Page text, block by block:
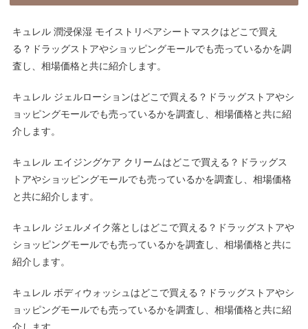
キュレル 潤浸保湿 モイストリペアシートマスクはどこで買え
る？ドラッグストアやショッピングモールでも売っているかを調
査し、相場価格と共に紹介します。
キュレル ジェルローションはどこで買える？ドラッグストアやシ
ョッピングモールでも売っているかを調査し、相場価格と共に紹
介します。
キュレル エイジングケア クリームはどこで買える？ドラッグス
トアやショッピングモールでも売っているかを調査し、相場価格
と共に紹介します。
キュレル ジェルメイク落としはどこで買える？ドラッグストアや
ショッピングモールでも売っているかを調査し、相場価格と共に
紹介します。
キュレル ボディウォッシュはどこで買える？ドラッグストアやシ
ョッピングモールでも売っているかを調査し、相場価格と共に紹